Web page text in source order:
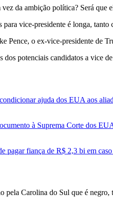
da ambição política? Será que
para vice-presidente é longa,
Pence, o ex-vice-presidente de
dos potenciais candidatos a vice
ajuda dos EUA aos
à Suprema Corte dos
pagar fiança de R$ 2,3 bi em
pela Carolina do Sul que é